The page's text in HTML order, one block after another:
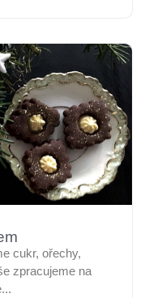
cukr, ořechy,
zpracujeme na